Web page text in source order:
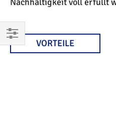
EINKAUFENVORTEILE